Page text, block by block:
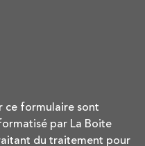
ce formulaire sont
par La Boite
du traitement pour